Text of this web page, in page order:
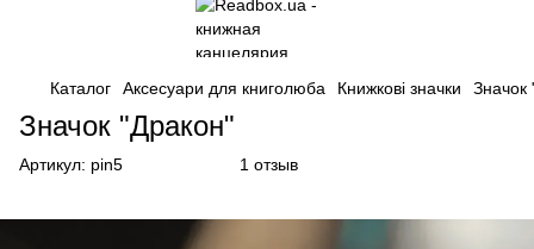
Каталог Аксесуари для книголюба Книжкові значки Значок
Значок "Дракон"
Артикул: pin5 1 отзыв